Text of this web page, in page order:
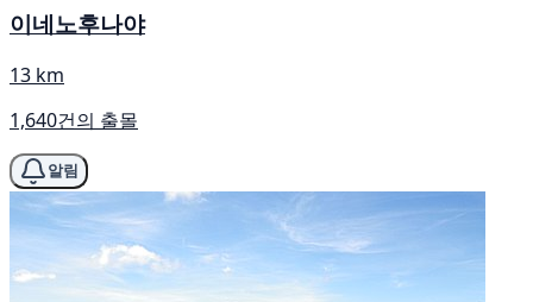
이네노후나야
13 km
1,640건의 출몰
알림